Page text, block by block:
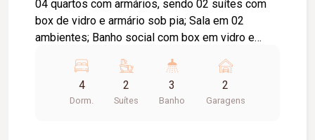
04 quartos com armários, sendo 02 suítes com
box de vidro e armário sob pia; Sala em 02
ambientes; Banho social com box em vidro e
Dispensa, área de serviço com armário;
Dependência para empregada; 02 vagas de
garagem. Cond. com portaria 24 horas, elevador,
4
Dorm.
2
Suítes
3
Banho
2
Garagens